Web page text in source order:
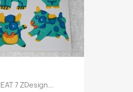
7 ZDesign...